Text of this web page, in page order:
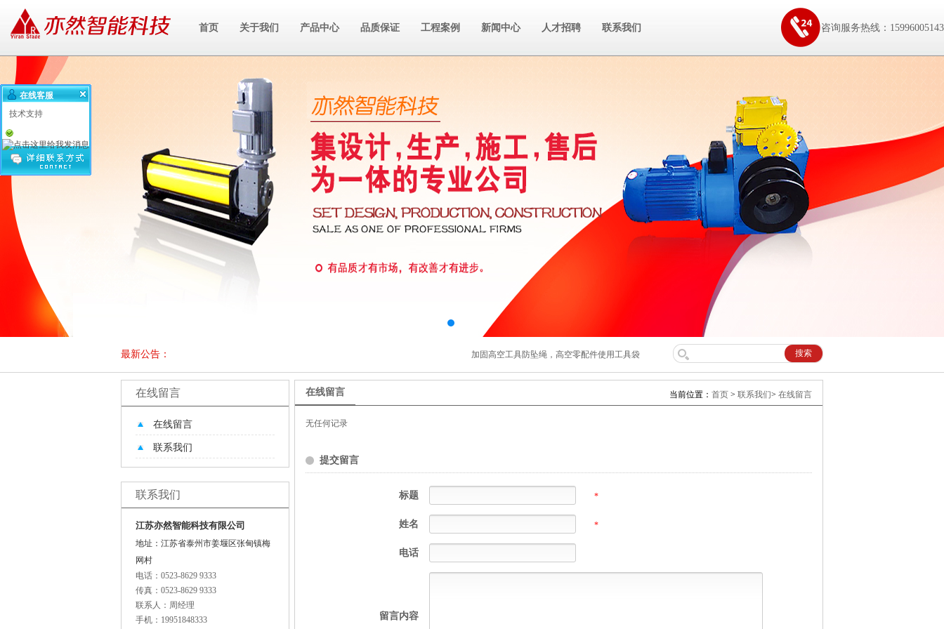
咨询服务热线：15996005143
首页 关于我们 产品中心 品质保证 工程案例 新闻中心 人才招聘 联系我们
最新公告： 加固高空工具防坠绳，高空零配件使用工具袋，禁止向下抛掷物料。
在线留言
在线留言
联系我们
联系我们
江苏亦然智能科技有限公司
地址：江苏省泰州市姜堰区张甸镇梅
网村
电话：0523-8629 9333
传真：0523-8629 9333
联系人：周经理
手机：19951848333
当前位置： 首页 > 联系我们> 在线留言
在线留言
无任何记录
提交留言
标题 *
姓名 *
电话
留言内容
在线客服
技术支持